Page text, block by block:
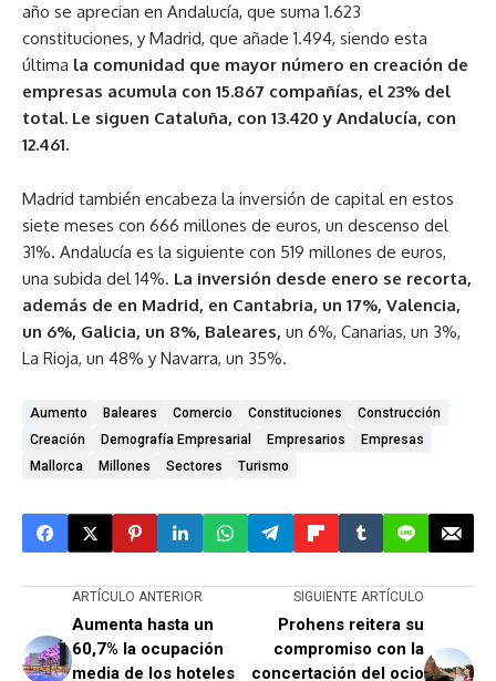
año se aprecian en Andalucía, que suma 1.623
constituciones, y Madrid, que añade 1.494, siendo esta
última la comunidad que mayor número en creación de
empresas acumula con 15.867 compañías, el 23% del
total. Le siguen Cataluña, con 13.420 y Andalucía, con
12.461.
Madrid también encabeza la inversión de capital en estos
siete meses con 666 millones de euros, un descenso del
31%. Andalucía es la siguiente con 519 millones de euros,
una subida del 14%. La inversión desde enero se recorta,
además de en Madrid, en Cantabria, un 17%, Valencia,
un 6%, Galicia, un 8%, Baleares, un 6%, Canarias, un 3%,
La Rioja, un 48% y Navarra, un 35%.
Aumento Baleares Comercio Constituciones
Construcción
Creación
Demografía Empresarial Empresarios
Empresas
Mallorca
Millones Sectores Turismo
ARTÍCULO ANTERIOR
Aumenta hasta un
60,7% la ocupación
media de los hoteles
SIGUIENTE ARTÍCULO
Prohens reitera su
compromiso con la
concertación del ocio